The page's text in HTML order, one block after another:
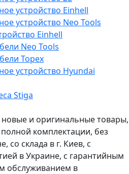
устройство Einhell
устройство Neo Tools
Einhell
Neo Tools
Topex
устройство Hyundai
Stiga
новые и оригинальные товары,
комплектации, без
со склада в г. Киев, с
в Украине, с гарантийным
обслуживанием в